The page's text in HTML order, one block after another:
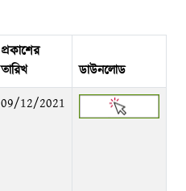
প্রকাশের
তারিখ
ডাউনলোড
09/12/2021